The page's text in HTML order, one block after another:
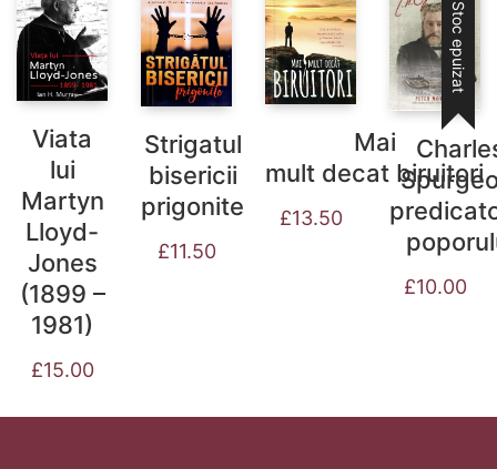
Viata
lui
Martyn
Lloyd-
Jones
(1899 –
1981)
£15.00
Strigatul
bisericii
prigonite
£11.50
Mai
mult decat biruitori
£13.50
Stoc epuizat
£10.00